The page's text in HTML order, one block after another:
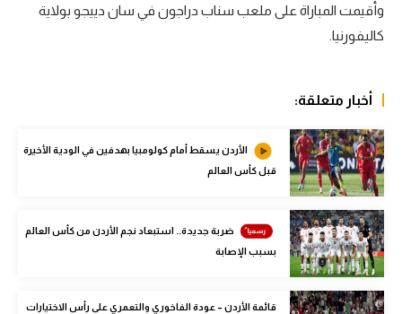
رياضات أخرى
كرة السلة الأمريكية
كرة سلة
كرة يد
كرة طائرة
الوطن العربي
وأقيمت المباراة على ملعب سناب دراجون في سان دييجو بولاية
كاليفورنيا.
أخبار متعلقة:
الأردن يسقط أمام كولومبيا بهدفين في الودية الأخيرة
قبل كأس العالم
ضربة جديدة.. استبعاد نجم الأردن من كأس العالم
بسبب الإصابة
قائمة الأردن – عودة الفاخوري والتعمري على رأس الاختيارات